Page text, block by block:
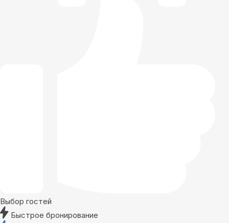
Выбор гостей
Быстрое бронирование